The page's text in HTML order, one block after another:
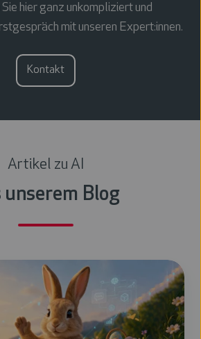
hier ganz unkompliziert und
mit unseren Expert:innen.
Kontakt
Artikel zu AI
unserem Blog